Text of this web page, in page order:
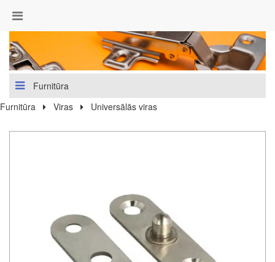
Furnitūra
Furnitūra
Viras Universālās viras